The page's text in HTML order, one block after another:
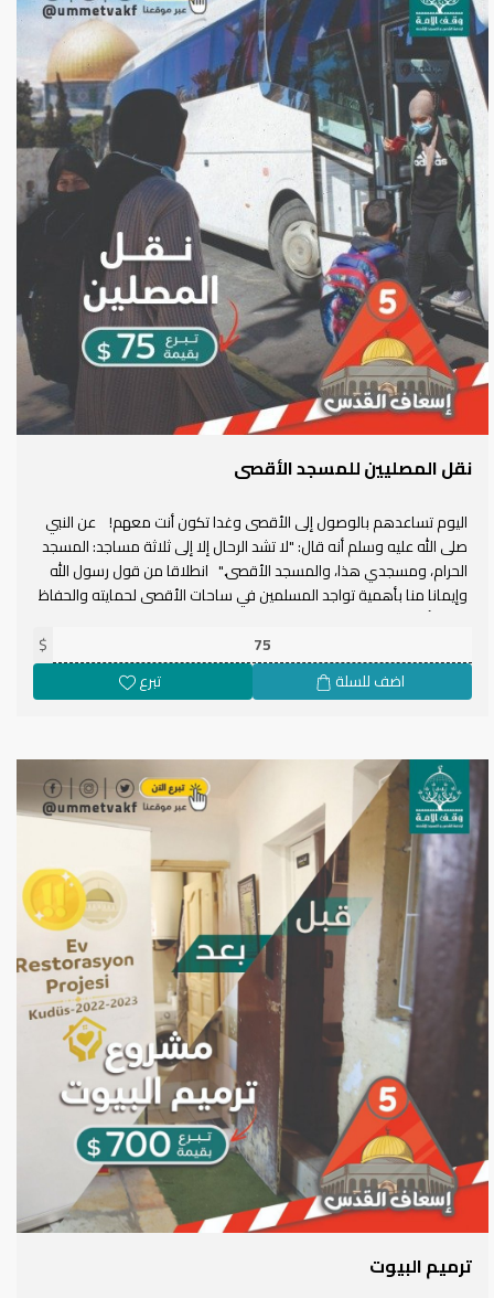
نقل المصليين للمسجد الأقصى
اليوم تساعدهم بالوصول إلى الأقصى وغدا تكون أنت معهم! عن النبي
صلى الله عليه وسلم أنه قال: "لا تشد الرحال إلا إلى ثلاثة مساجد: المسجد
الحرام، ومسجدي هذا، والمسجد الأقصى." انطلاقا من قول رسول الله
وإيمانا منا بأهمية تواجد المسلمين في ساحات الأقصى لحمايته والحفاظ
عليه،، أقمنا مشروع نقل المصلين إلى المسجد الأقصى ضمن حملتنا
$
اضف للسلة تبرع
ترميم البيوت